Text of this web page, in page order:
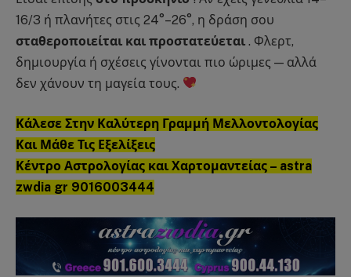
16/3 ή πλανήτες στις 24°–26°, η δράση σου
σταθεροποιείται και προστατεύεται . Φλερτ,
δημιουργία ή σχέσεις γίνονται πιο ώριμες — αλλά
δεν χάνουν τη μαγεία τους.
Κάλεσε Στην Καλύτερη Γραμμή Μελλοντολογίας
Και Μάθε Τις Εξελίξεις
Κέντρο Αστρολογίας και Χαρτομαντείας – astra
zwdia gr 9016003444